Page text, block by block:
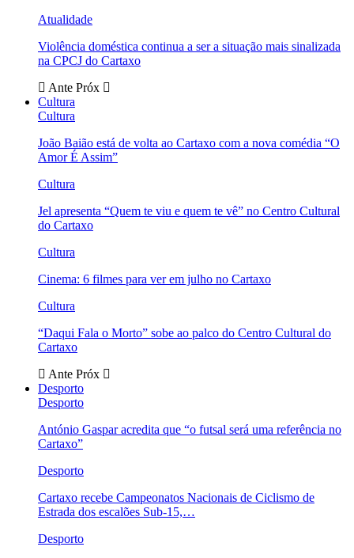
Atualidade
Violência doméstica continua a ser a situação mais sinalizada
na CPCJ do Cartaxo
Ante Próx
Cultura
Cultura
João Baião está de volta ao Cartaxo com a nova comédia “O
Amor É Assim”
Cultura
Jel apresenta “Quem te viu e quem te vê” no Centro Cultural
do Cartaxo
Cultura
Cinema: 6 filmes para ver em julho no Cartaxo
Cultura
“Daqui Fala o Morto” sobe ao palco do Centro Cultural do
Cartaxo
Ante Próx
Desporto
Desporto
António Gaspar acredita que “o futsal será uma referência no
Cartaxo”
Desporto
Cartaxo recebe Campeonatos Nacionais de Ciclismo de
Estrada dos escalões Sub-15,…
Desporto